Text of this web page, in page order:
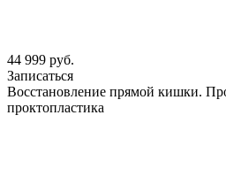
44 999 руб.
Записаться
Восстановление прямой кишки.
проктопластика